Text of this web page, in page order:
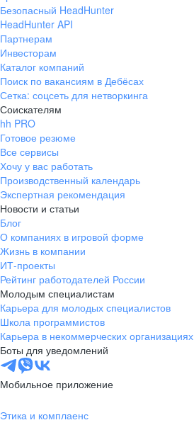
Безопасный HeadHunter
HeadHunter API
Партнерам
Инвесторам
Каталог компаний
Поиск по вакансиям в Дебёсах
Сетка: соцсеть для нетворкинга
Соискателям
hh PRO
Готовое резюме
Все сервисы
Хочу у вас работать
Производственный календарь
Экспертная рекомендация
Новости и статьи
Блог
О компаниях в игровой форме
Жизнь в компании
ИТ-проекты
Рейтинг работодателей России
Молодым специалистам
Карьера для молодых специалистов
Школа программистов
Карьера в некоммерческих организациях
Боты для уведомлений
Мобильное приложение
Этика и комплаенс